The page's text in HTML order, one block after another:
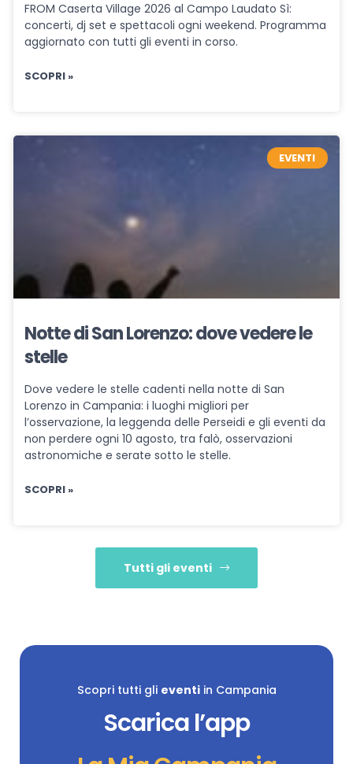
FROM Caserta Village 2026 al Campo Laudato Sì:
concerti, dj set e spettacoli ogni weekend. Programma
aggiornato con tutti gli eventi in corso.
SCOPRI »
EVENTI
Notte di San Lorenzo: dove vedere le
stelle
Dove vedere le stelle cadenti nella notte di San
Lorenzo in Campania: i luoghi migliori per
l’osservazione, la leggenda delle Perseidi e gli eventi da
non perdere ogni 10 agosto, tra falò, osservazioni
astronomiche e serate sotto le stelle.
SCOPRI »
Tutti gli eventi
Scopri tutti gli eventiin Campania
Scarica l’app